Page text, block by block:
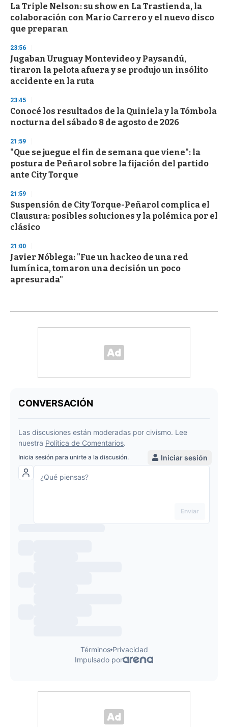
La Triple Nelson: su show en La Trastienda, la
colaboración con Mario Carrero y el nuevo disco
que preparan
23:56
Jugaban Uruguay Montevideo y Paysandú,
tiraron la pelota afuera y se produjo un insólito
accidente en la ruta
23:45
Conocé los resultados de la Quiniela y la Tómbola
nocturna del sábado 8 de agosto de 2026
21:59
"Que se juegue el fin de semana que viene": la
postura de Peñarol sobre la fijación del partido
ante City Torque
21:59
Suspensión de City Torque-Peñarol complica el
Clausura: posibles soluciones y la polémica por el
clásico
21:00
Javier Nóblega: "Fue un hackeo de una red
lumínica, tomaron una decisión un poco
apresurada"